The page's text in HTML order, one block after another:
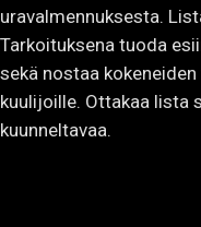
uravalmennuksesta.
Tarkoituksena tuoda
sekä nostaa
kuulijoille. Ottakaa lista
kuunneltavaa.